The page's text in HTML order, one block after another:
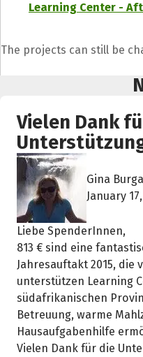
Learning Center -
The projects can still be
Vielen Dank
Gina
January
Liebe SpenderInnen,
813 € sind eine
Jahresauftakt 2015, die
unterstützen Learning
südafrikanischen
Betreuung, warme
Hausaufgabenhilfe
Vielen Dank für die